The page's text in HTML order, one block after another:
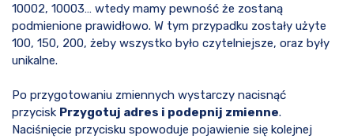
10002, 10003… wtedy mamy pewność że zostaną
podmienione prawidłowo. W tym przypadku zostały użyte
100, 150, 200, żeby wszystko było czytelniejsze, oraz były
unikalne.
Po przygotowaniu zmiennych wystarczy nacisnąć
przycisk Przygotuj adres i podepnij zmienne.
Naciśnięcie przycisku spowoduje pojawienie się kolejnej